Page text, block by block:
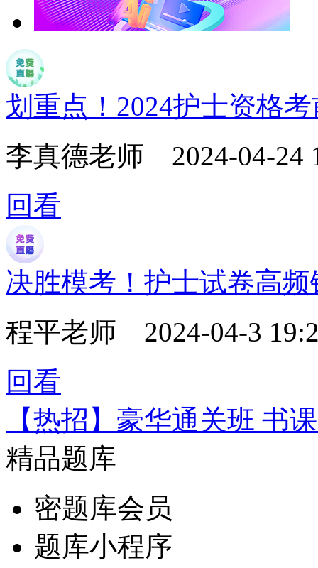
划重点！2024护士资格
李真德老师 2024-04-24
回看
决胜模考！护士试卷高
程平老师 2024-04-3
回看
【热招】豪华通关班 书
精品题库
密题库会员
题库小程序